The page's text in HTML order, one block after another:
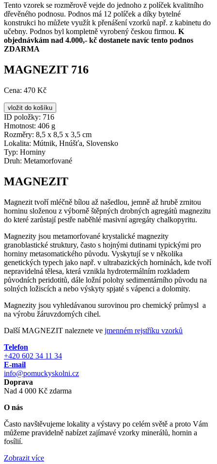
Tento vzorek se rozměrově vejde do jednoho z políček kvalitního
dřevěného podnosu. Podnos má 12 políček a díky bytelné
konstrukci ho můžete využít k přenášení vzorků např. z kabinetu do
učebny. Podnos byl kompletně vyrobený českou firmou. K
objednávkám nad 4.000,- kč dostanete navíc tento podnos
ZDARMA
MAGNEZIT 716
Cena: 470 Kč
ID položky: 716
Hmotnost: 406 g
Rozměry: 8,5 x 8,5 x 3,5 cm
Lokalita: Mútnik, Hnúšťa, Slovensko
Typ: Horniny
Druh: Metamorfované
MAGNEZIT
Magnezit tvoří mléčně bílou až našedlou, jemně až hrubě zrnitou
horninu složenou z výborně štěpných drobných agregátů magnezitu
do které zarůstají pestře naběhlé masivní agregáty chalkopyritu.
Magnezity jsou metamorfované krystalické magnezity
granoblastické struktury, často s hojnými dutinami typickými pro
horniny metasomatického původu. Vyskytují se v několika
genetických typech jako např. v ultrabazických horninách, kde tvoří
nepravidelná tělesa, která vznikla hydrotermálním rozkladem
původních peridotitů, dále ložní polohy sedimentárního původu na
solných ložiscích a nebo výskyty spjaté s vápenci a dolomity.
Magnezity jsou vyhledávanou surovinou pro chemický průmysl a
na výrobu žáruvzdorných cihel.
Další MAGNEZIT naleznete ve jmenném rejstříku vzorků
Telefon
+420 602 34 11 34
E-mail
info@pomuckyskolni.cz
Doprava
Nad 4 000 Kč zdarma
O nás
Často navštěvujeme lokality a výstavy po celém světě a proto Vám
můžeme pravidelně nabízet zajímavé vzorky minerálů, hornin a
fosílií.
Zobrazit více